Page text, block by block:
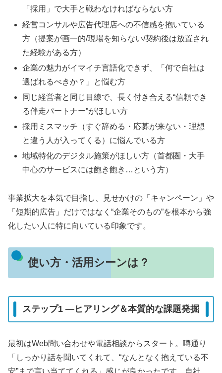
「採用」で大手と戦わなければならない方
経営コンサルや広告代理店への不信感を抱いている
方（提案が画一的/現場を知らない/契約後は放置され
た経験がある方）
企業の魅力がイマイチ言語化できず、「何で自社は
選ばれるべきか？」と悩む方
同じ経営者と同じ目線で、長く付き合える“信頼でき
る伴走パートナー”がほしい方
採用ミスマッチ（すぐ辞める・応募が来ない・理想
と違う人が入ってくる）に悩んでいる方
地域特化のデジタル施策がほしい方（首都圏・大手
中心のサービスには飽き飽き…という方）
事業拡大を本気で目指し、見せかけの「キャンペーン」や
「短期的広告」だけではなく“企業そのもの”を根本から強
化したい人に特に向いている印象です。
使い方・活用シーンは？
ステップ1 ―ヒアリング＆本質的な課題発掘
最初はWeb問い合わせや電話相談からスタート。噂通り
「しっかり話を聞いてくれて、“なんとなく抱えている不
安”まで言い当ててくれる」感じが良かったです。自社